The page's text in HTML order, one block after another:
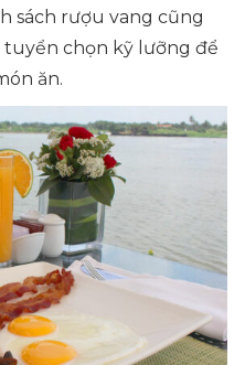
sách rượu vang cũng
chọn kỹ lưỡng để
ăn.